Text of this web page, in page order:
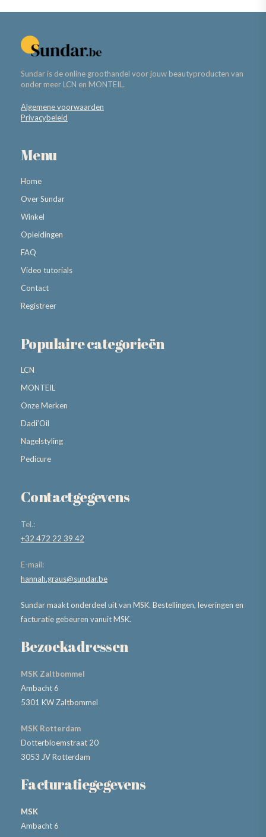
Sundar is de online groothandel voor jouw beautyproducten van
onder meer LCN en MONTEIL.
Algemene voorwaarden
Privacybeleid
Menu
Home
Over Sundar
Winkel
Opleidingen
FAQ
Video tutorials
Contact
Registreer
Populaire categorieën
LCN
MONTEIL
Onze Merken
Dadi’Oil
Nagelstyling
Pedicure
Contactgegevens
Tel.:
+32 472 22 39 42
E-mail:
hannah.graus@sundar.be
Sundar maakt onderdeel uit van MSK. Bestellingen, leveringen en
facturatie gebeuren vanuit MSK.
Bezoekadressen
MSK Zaltbommel
Ambacht 6
5301 KW Zaltbommel
MSK Rotterdam
Dotterbloemstraat 20
3053 JV Rotterdam
Facturatiegegevens
MSK
Ambacht 6